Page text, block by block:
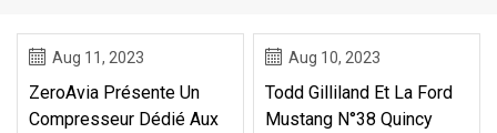
Aug 11, 2023
ZeroAvia Présente Un
Compresseur Dédié Aux
Aug 10, 2023
Todd Gilliland Et La Ford
Mustang N°38 Quincy